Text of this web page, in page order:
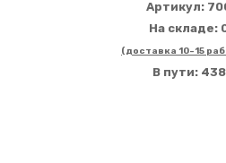
Артикул:
На складе:
(доставка 10-15
В пути: